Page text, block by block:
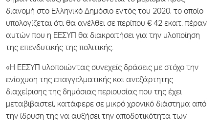
διανομή στο Ελληνικό Δημόσιο εντός του 2020, το οποίο
υπολογίζεται ότι θα ανέλθει σε περίπου € 42 εκατ. πέραν
αυτών που η ΕΕΣΥΠ θα διακρατήσει για την υλοποίηση
της επενδυτικής της πολιτικής.
«Η ΕΕΣΥΠ υλοποιώντας συνεχείς δράσεις με στόχο την
ενίσχυση της επαγγελματικής και ανεξάρτητης
διαχείρισης της δημόσιας περιουσίας που της έχει
μεταβιβαστεί, κατάφερε σε μικρό χρονικό διάστημα από
την ίδρυση της να αυξήσει την αποδοτικότητα των